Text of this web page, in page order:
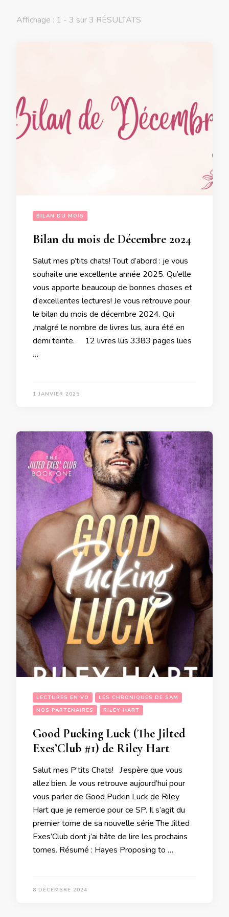
Affichage : 1 - 3 sur 3 RÉSULTATS
BILAN DU MOIS
Bilan du mois de Décembre 2024
Salut mes p’tits chats! Tout d’abord : je vous
souhaite une excellente année 2025. Qu’elle
vous apporte beaucoup de bonnes choses et
d’excellentes lectures! Je vous retrouve pour
le bilan du mois de décembre 2024. Qui
,malgré le nombre de livres lus, aura été en
demi teinte. 12 livres lus 3383 pages lues
…
1 JANVIER 2025
LECTURES EN VO
LES CHRONIQUES DE SAM
NOS PARTENAIRES
RILEY HART
Good Pucking Luck (The Jilted
Exes’Club #1) de Riley Hart
Salut mes P’tits Chats! J’espère que vous
allez bien. Je vous retrouve aujourd’hui pour
vous parler de Good Puckin Luck de Riley
Hart que je remercie pour ce SP. Il s’agit du
premier tome de sa nouvelle série The Jilted
Exes’Club dont j’ai hâte de lire les prochains
tomes. Résumé : Hayes Proposing to …
8 DÉCEMBRE 2024